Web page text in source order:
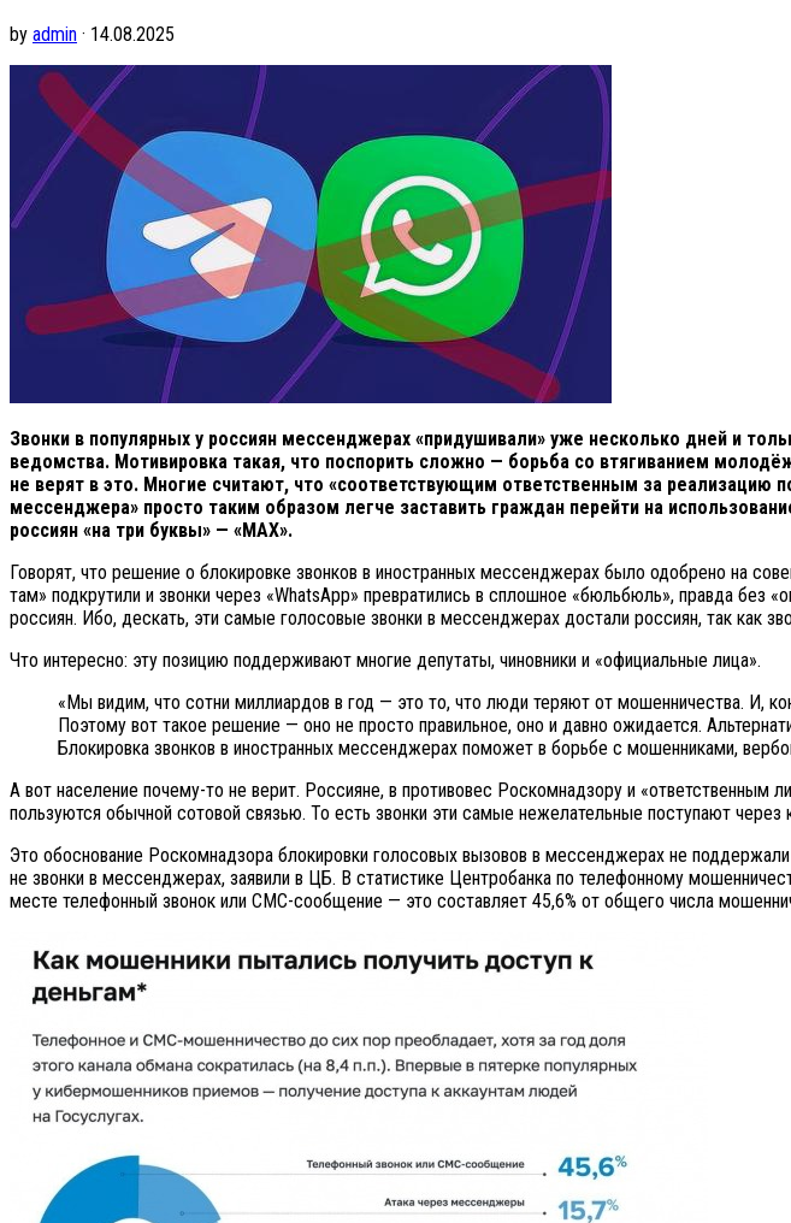
by admin · 14.08.2025
Звонки в популярных у россиян мессенджерах «придушивали» уже несколько дней и
ведомства. Мотивировка такая, что поспорить сложно — борьба со втягиванием
не верят в это. Многие считают, что «соответствующим ответственным за
мессенджера» просто таким образом легче заставить граждан перейти на
россиян «на три буквы» — «MAX».
Говорят, что решение о блокировке звонков в иностранных мессенджерах было одобрено на
там» подкрутили и звонки через «WhatsApp» превратились в сплошное «бюльбюль», правда без
россиян. Ибо, дескать, эти самые голосовые звонки в мессенджерах достали россиян, так как
Что интересно: эту позицию поддерживают многие депутаты, чиновники и «официальные лица».
«Мы видим, что сотни миллиардов в год — это то, что люди теряют от мошенничества. И,
Поэтому вот такое решение — оно не просто правильное, оно и давно ожидается.
Блокировка звонков в иностранных мессенджерах поможет в борьбе с мошенниками,
А вот население почему-то не верит. Россияне, в противовес Роскомнадзору и
пользуются обычной сотовой связью. То есть звонки эти самые нежелательные поступают
Это обоснование Роскомнадзора блокировки голосовых вызовов в мессенджерах не
не звонки в мессенджерах, заявили в ЦБ. В статистике Центробанка по телефонному
месте телефонный звонок или СМС-сообщение — это составляет 45,6% от общего числа